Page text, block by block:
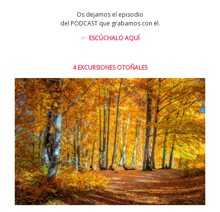
Os dejamos el episodio
del PODCAST que grabamos con él.
ESCÚCHALO AQUÍ
4 EXCURSIONES OTOÑALES